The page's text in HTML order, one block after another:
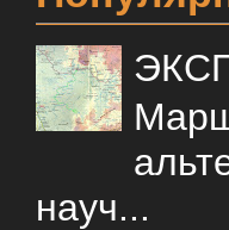
науч...